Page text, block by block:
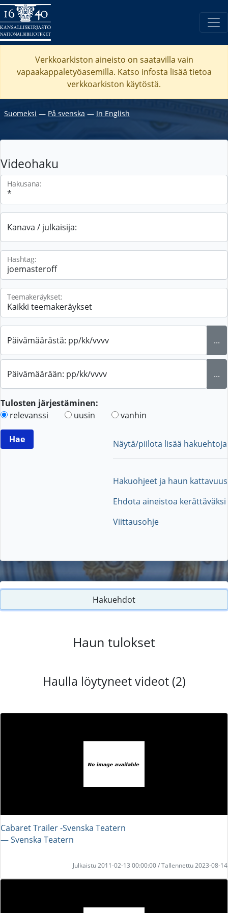
Verkkoarkiston aineisto on saatavilla vain
vapaakappaletyöasemilla. Katso infosta lisää tietoa
verkkoarkiston käytöstä.
Suomeksi ― På svenska ― In English
Videohaku
Hakusana:
Kanava / julkaisija:
Hashtag:
Teemakeräykset:
Päivämäärästä: pp/kk/vvvv ...
Päivämäärään: pp/kk/vvvv ...
Tulosten järjestäminen:
relevanssi
uusin vanhin
Näytä/piilota lisää hakuehtoja
Hakuohjeet ja haun kattavuus
Ehdota aineistoa kerättäväksi
Viittausohje
Hakuehdot
Haun tulokset
Haulla löytyneet videot (2)
Cabaret Trailer -Svenska Teatern
― Svenska Teatern
Julkaistu 2011-02-13 00:00:00 / Tallennettu 2023-08-14